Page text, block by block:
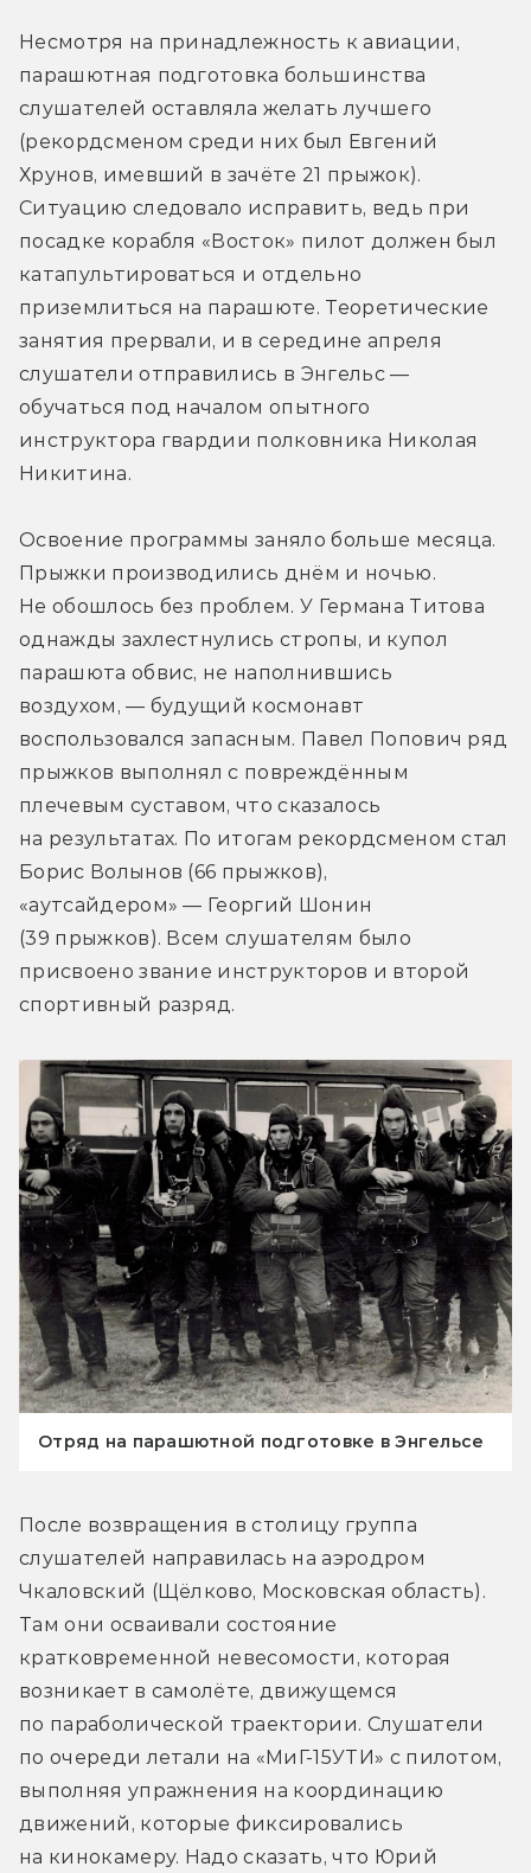
Несмотря на принадлежность к авиации,
парашютная подготовка большинства
слушателей оставляла желать лучшего
(рекордсменом среди них был Евгений
Хрунов, имевший в зачёте 21 прыжок).
Ситуацию следовало исправить, ведь при
посадке корабля «Восток» пилот должен был
катапультироваться и отдельно
приземлиться на парашюте. Теоретические
занятия прервали, и в середине апреля
слушатели отправились в Энгельс —
обучаться под началом опытного
инструктора гвардии полковника Николая
Никитина.
Освоение программы заняло больше месяца.
Прыжки производились днём и ночью.
Не обошлось без проблем. У Германа Титова
однажды захлестнулись стропы, и купол
парашюта обвис, не наполнившись
воздухом, — будущий космонавт
воспользовался запасным. Павел Попович ряд
прыжков выполнял с повреждённым
плечевым суставом, что сказалось
на результатах. По итогам рекордсменом стал
Борис Волынов (66 прыжков),
«аутсайдером» — Георгий Шонин
(39 прыжков). Всем слушателям было
присвоено звание инструкторов и второй
спортивный разряд.
Отряд на парашютной подготовке в Энгельсе
После возвращения в столицу группа
слушателей направилась на аэродром
Чкаловский (Щёлково, Московская область).
Там они осваивали состояние
кратковременной невесомости, которая
возникает в самолёте, движущемся
по параболической траектории. Слушатели
по очереди летали на «МиГ-15УТИ» с пилотом,
выполняя упражнения на координацию
движений, которые фиксировались
на кинокамеру. Надо сказать, что Юрий